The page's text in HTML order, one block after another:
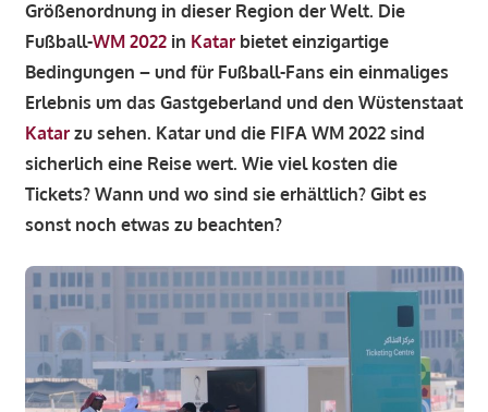
Größenordnung in dieser Region der Welt. Die
Fußball-WM 2022in Katarbietet einzigartige
Bedingungen – und für Fußball-Fans ein einmaliges
Erlebnis um das Gastgeberland und den Wüstenstaat
Katarzu sehen. Katar und die FIFA WM 2022 sind
sicherlich eine Reise wert. Wie viel kosten die
Tickets? Wann und wo sind sie erhältlich? Gibt es
sonst noch etwas zu beachten?